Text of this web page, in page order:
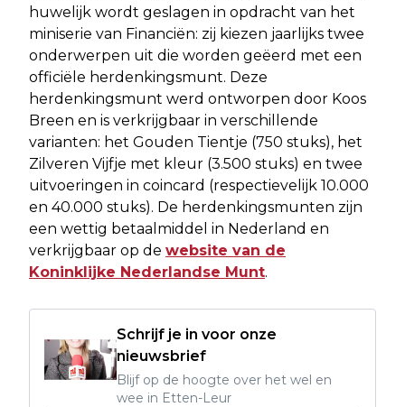
huwelijk wordt geslagen in opdracht van het
miniserie van Financiën: zij kiezen jaarlijks twee
onderwerpen uit die worden geëerd met een
officiële herdenkingsmunt. Deze
herdenkingsmunt werd ontworpen door Koos
Breen en is verkrijgbaar in verschillende
varianten: het Gouden Tientje (750 stuks), het
Zilveren Vijfje met kleur (3.500 stuks) en twee
uitvoeringen in coincard (respectievelijk 10.000
en 40.000 stuks). De herdenkingsmunten zijn
een wettig betaalmiddel in Nederland en
verkrijgbaar op de website van de
Koninklijke Nederlandse Munt.
Schrijf je in voor onze
nieuwsbrief
Blijf op de hoogte over het wel en
wee in Etten-Leur